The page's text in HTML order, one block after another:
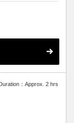
：Approx. 2 hrs